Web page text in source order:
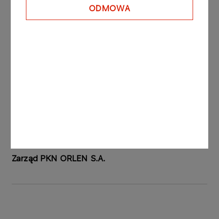
ODMOWA
PKN ORLEN posiada 100% udziałów w kapitale
zakładowym ORLEN Księgowość.
Zarząd PKN ORLEN S.A.